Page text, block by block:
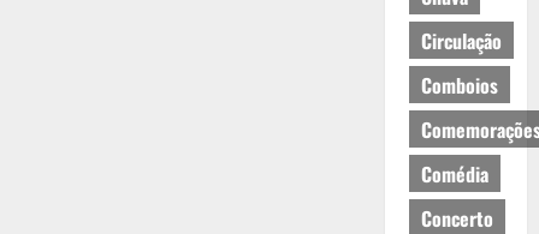
Circulação
Comboios
Comédia
Concerto